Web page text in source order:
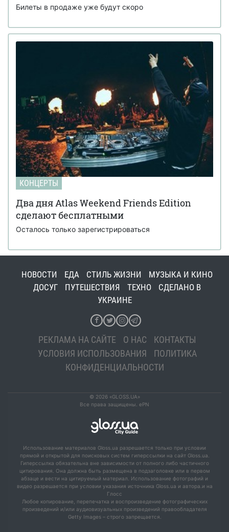
Билеты в продаже уже будут скоро
КОНЦЕРТЫ
Два дня Atlas Weekend Friends Edition
сделают бесплатными
Осталось только зарегистрироваться
НОВОСТИ ЕДА СТИЛЬ ЖИЗНИ
МУЗЫКА И КИНО
ДОСУГ
ПУТЕШЕСТВИЯ ТЕХНО
СДЕЛАНО В
УКРАИНЕ
РЕКЛАМА НА САЙТЕ О НАС
КОНТАКТЫ
УСЛОВИЯ ИСПОЛЬЗОВАНИЯ
ПОЛИТИКА
КОНФИДЕНЦИАЛЬНОСТИ
© 2026 «GLOSS.UA»
Все права защищены. ePN
Использование материалов Gloss.ua разрешается только при условии
прямой и открытой для поисковых систем гиперссылки на сайт Gloss.ua.
Гиперссылка обязательна вне зависимости от полного либо частичного
цитирования. Она должна быть размещена в подзаголовке или в первом
абзаце и вести на цитируемый материал. Использование фотографий и
видео разрешается при условии указания источника Gloss.ua и автора.и на
Глосс
Любое копирование, перепечатка и воспроизведение фотографических
произведений и/или аудиовизуальных произведений правообладателя
Getty Images – строго запрещается.